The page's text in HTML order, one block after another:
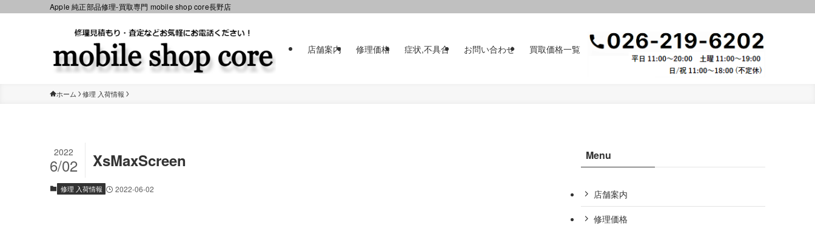
Apple 純正部品修理-買取専門 mobile shop core長野店
店舗案内 修理価格 症状,不具合 お問い合わせ 買取価格一覧
ホーム 修理 入荷情報
XsMaxScreen
2022
6/02
修理 入荷情報 2022-06-02
Menu
店舗案内
修理価格